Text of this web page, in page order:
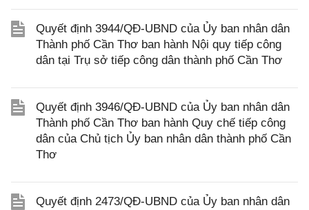
Quyết định 3944/QĐ-UBND của Ủy ban nhân dân
Thành phố Cần Thơ ban hành Nội quy tiếp công
dân tại Trụ sở tiếp công dân thành phố Cần Thơ
Quyết định 3946/QĐ-UBND của Ủy ban nhân dân
Thành phố Cần Thơ ban hành Quy chế tiếp công
dân của Chủ tịch Ủy ban nhân dân thành phố Cần
Thơ
Quyết định 2473/QĐ-UBND của Ủy ban nhân dân